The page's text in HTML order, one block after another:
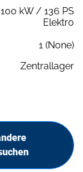
100 kW / 136 PS
Elektro
1 (None)
Zentrallager